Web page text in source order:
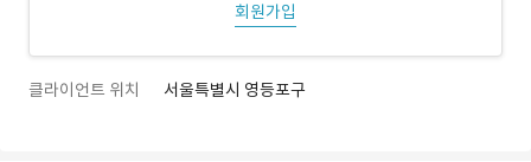
회원가입
클라이언트 위치 서울특별시 영등포구